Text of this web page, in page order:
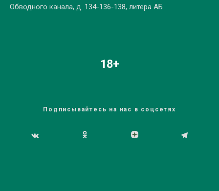
Обводного канала, д. 134-136-138, литера АБ
18+
Подписывайтесь на нас в соцсетях